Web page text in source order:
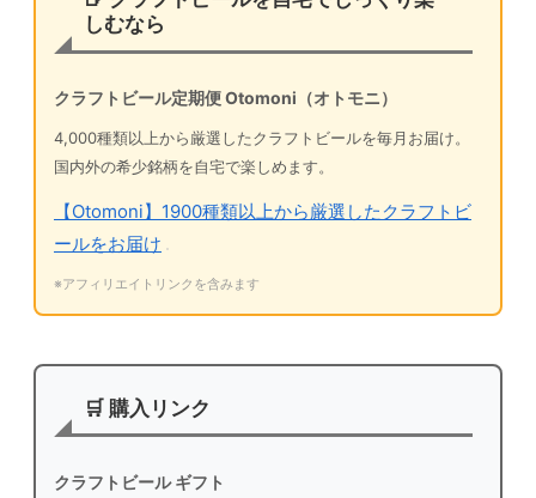
しむなら
クラフトビール定期便 Otomoni（オトモニ）
4,000種類以上から厳選したクラフトビールを毎月お届け。
国内外の希少銘柄を自宅で楽しめます。
【Otomoni】1900種類以上から厳選したクラフトビ
ールをお届け
※アフィリエイトリンクを含みます
🛒 購入リンク
クラフトビール ギフト